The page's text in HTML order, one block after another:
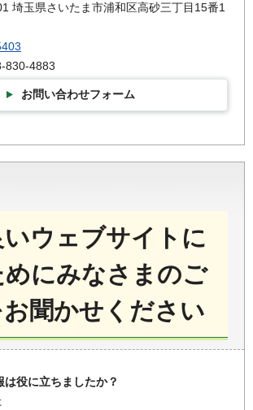
埼玉県さいたま市浦和区高砂三丁目15番1
830-4883
お問い合わせフォーム
いウェブサイトに
にみなさまのご
聞かせください
は役に立ちましたか？